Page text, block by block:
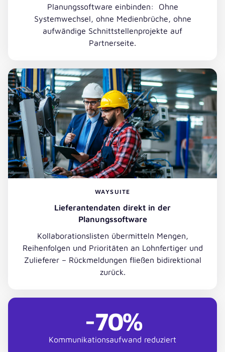
Planungssoftware einbinden: Ohne
Systemwechsel, ohne Medienbrüche, ohne
aufwändige Schnittstellenprojekte auf
Partnerseite.
WAYSUITE
Lieferantendaten direkt in der
Planungssoftware
Kollaborationslisten übermitteln Mengen,
Reihenfolgen und Prioritäten an Lohnfertiger und
Zulieferer – Rückmeldungen fließen bidirektional
zurück.
-70%
Kommunikationsaufwand reduziert